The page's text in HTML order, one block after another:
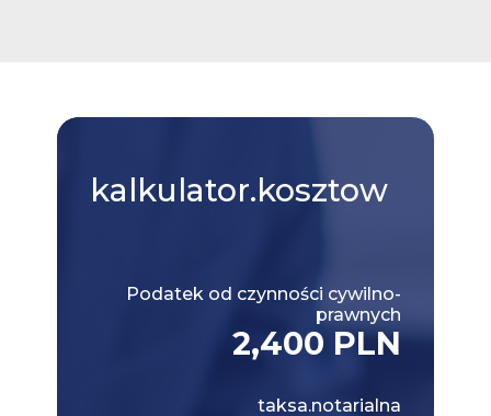
kalkulator.kosztow
Podatek od czynności cywilno-
prawnych
2,400 PLN
taksa.notarialna